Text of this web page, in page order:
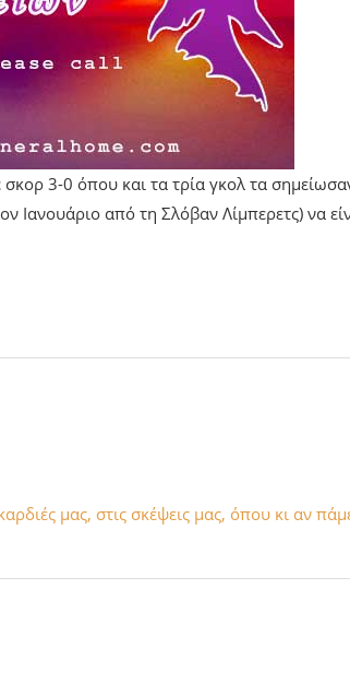
3-0 όπου και τα τρία γκολ τα
Ιανουάριο από τη Σλόβαν Λίμπερετς) να
μας, στις σκέψεις μας, όπου κι αν